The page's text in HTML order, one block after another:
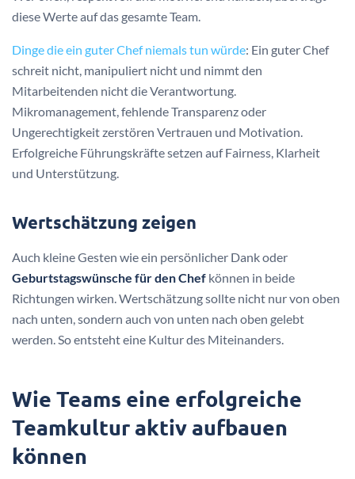
diese Werte auf das gesamte Team.
Dinge die ein guter Chef niemals tun würde: Ein guter Chef
schreit nicht, manipuliert nicht und nimmt den
Mitarbeitenden nicht die Verantwortung.
Mikromanagement, fehlende Transparenz oder
Ungerechtigkeit zerstören Vertrauen und Motivation.
Erfolgreiche Führungskräfte setzen auf Fairness, Klarheit
und Unterstützung.
Wertschätzung zeigen
Auch kleine Gesten wie ein persönlicher Dank oder
Geburtstagswünsche für den Chef können in beide
Richtungen wirken. Wertschätzung sollte nicht nur von oben
nach unten, sondern auch von unten nach oben gelebt
werden. So entsteht eine Kultur des Miteinanders.
Wie Teams eine erfolgreiche
Teamkultur aktiv aufbauen
können